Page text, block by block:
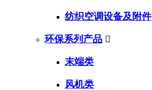
纺织空调设备及附件
环保系列产品 
末端类
风机类